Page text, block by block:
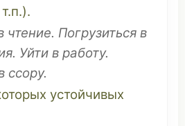
чтение. Погрузиться в
. Уйти в работу.
ссору.
устойчивых